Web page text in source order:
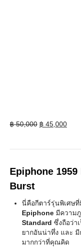
฿50,000 Original
฿ 45,000
Epiphone
Burst
นี่คือกีตาร์รุ่นพิเศษ
Epiphone มีความ
Standard ซึ่งถือว่า
ยากอันน่าทึ่ง และ
มากกว่าที่คุณคิด